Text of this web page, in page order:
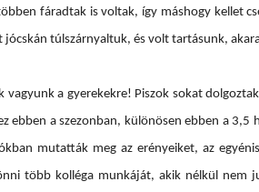
fáradtak is voltak, így máshogy kellet
jócskán túlszárnyaltuk, és volt tartásunk,
vagyunk a gyerekekre! Piszok sokat
ebben a szezonban, különösen ebben a
mutatták meg az erényeiket, az
több kolléga munkáját, akik nélkül